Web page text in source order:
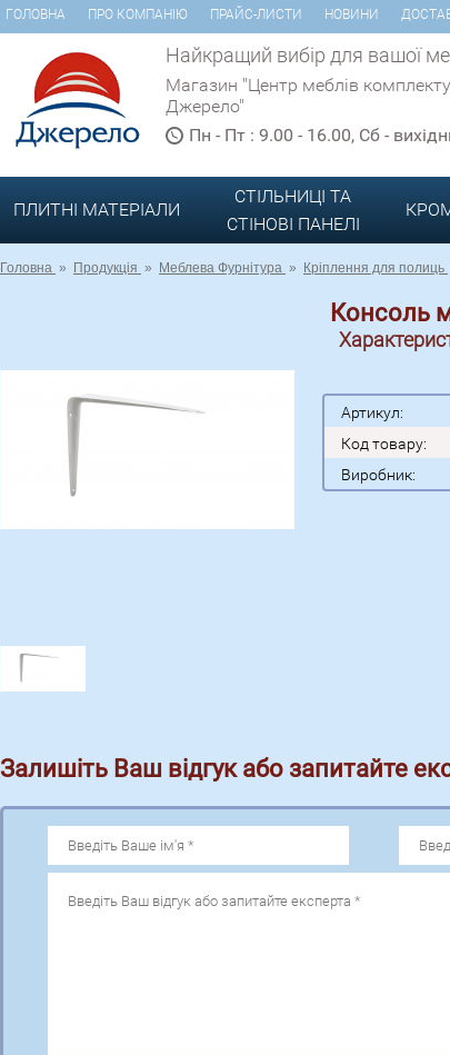
ГОЛОВНА ПРО КОМПАНІЮ ПРАЙС-ЛИСТИ НОВИНИ
Найкращий вибір для вашої
Магазин "Центр меблів
Джерело"
Пн - Пт : 9.00 - 16.00, Сб -
ПЛИТНІ МАТЕРІАЛИ
СТІЛЬНИЦІ ТА
СТІНОВІ ПАНЕЛІ
Головна » Продукція » Меблева Фурнітура » Кріплення для полиць
Консоль
Артикул:
Код товару:
Виробник:
Залишіть Ваш відгук або запитайте